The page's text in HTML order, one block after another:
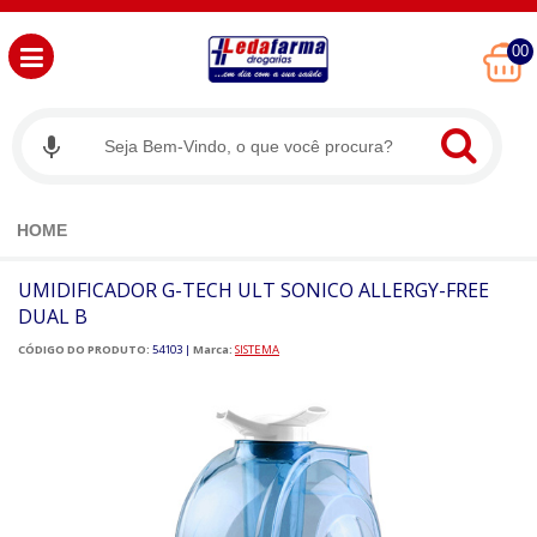
00
HOME
UMIDIFICADOR G-TECH ULT SONICO ALLERGY-FREE
DUAL B
CÓDIGO DO PRODUTO: 54103 | Marca: SISTEMA